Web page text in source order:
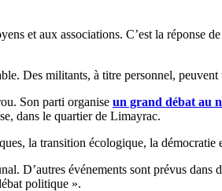
et aux associations. C’est la réponse
Des militants, à titre personnel,
Son parti organise un grand débat au
dans le quartier de Limayrac.
la transition écologique, la démocratie
D’autres événements sont prévus
politique ».